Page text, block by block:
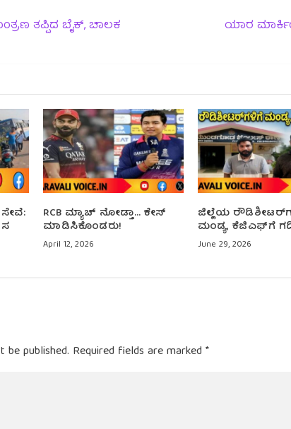
ತಪ್ಪಿದ ಬೈಕ್, ಚಾಲಕ
ಯಾರ
RCB ಮ್ಯಾಚ್ ನೋಡ್ತಾ… ಕೇಸ್
ಮಾಡಿಸಿಕೊಂಡರು!
April 12, 2026
ಜಿಲ್ಲೆಯ
ಮಂಡ್ಯ, ಕೆಜಿಎಫ್‌ಗೆ
June 29, 2026
be published. Required fields are marked*